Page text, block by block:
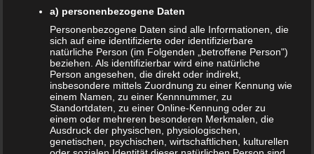
Viele Mütter haben Probleme in der Stillzeit. Manchmal
a) personenbezogene Daten
Personenbezogene Daten sind alle Informationen, die
sich auf eine identifizierte oder identifizierbare
natürliche Person (im Folgenden „betroffene Person")
beziehen. Als identifizierbar wird eine natürliche
Person angesehen, die direkt oder indirekt,
insbesondere mittels Zuordnung zu einer Kennung wie
einem Namen, zu einer Kennnummer, zu
Standortdaten, zu einer Online-Kennung oder zu
einem oder mehreren besonderen Merkmalen, die
Ausdruck der physischen, physiologischen,
genetischen, psychischen, wirtschaftlichen, kulturellen